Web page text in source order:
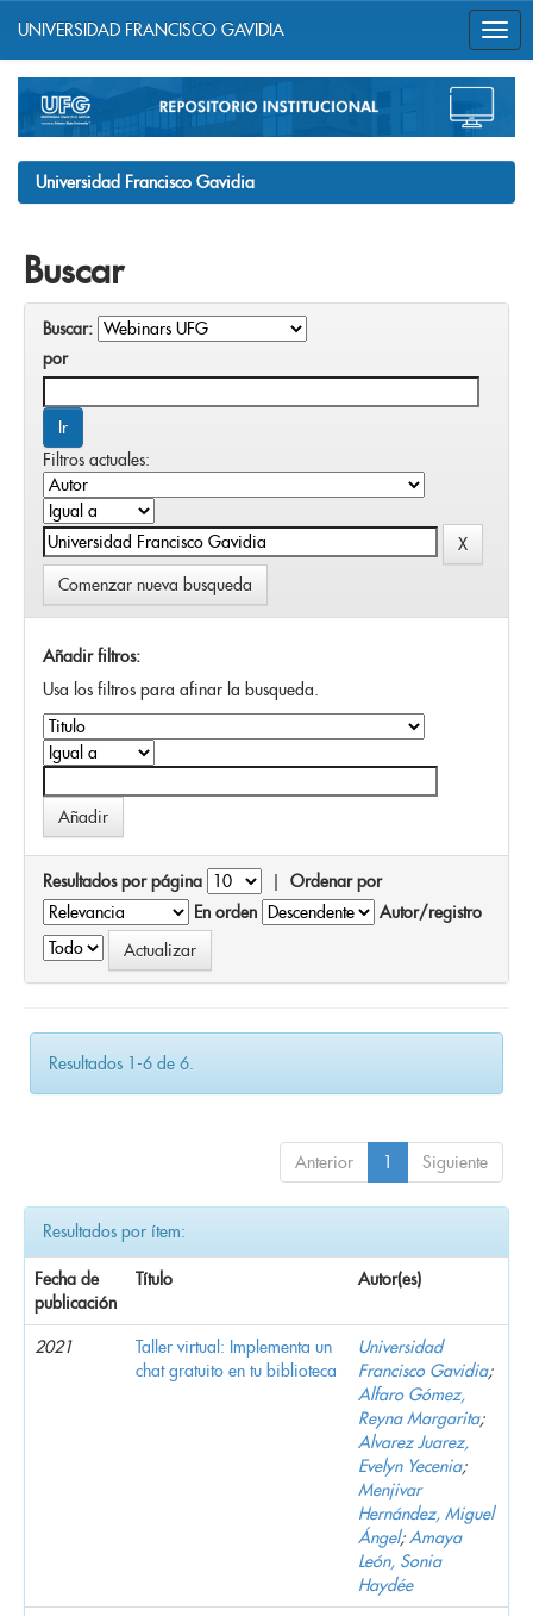
navigation
UNIVERSIDAD FRANCISCO GAVIDIA
Universidad Francisco Gavidia
Buscar
Buscar:
por
Filtros actuales:
Comenzar nueva busqueda
Añadir filtros:
Usa los filtros para afinar la busqueda.
Resultados por página | Ordenar por
En orden
Autor/registro
Resultados 1-6 de 6.
Anterior 1 Siguiente
Resultados por ítem:
Fecha de
publicación
Título Autor(es)
2021
Taller virtual: Implementa un
chat gratuito en tu biblioteca
Universidad
Francisco Gavidia;
Alfaro Gómez,
Reyna Margarita;
Alvarez Juarez,
Evelyn Yecenia;
Menjivar
Hernández, Miguel
Ángel; Amaya
León, Sonia
Haydée